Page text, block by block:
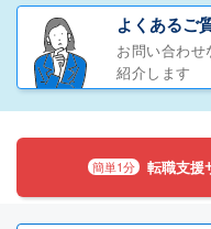
よくあるご
お問い合わ
紹介します
簡単1分 転職支援